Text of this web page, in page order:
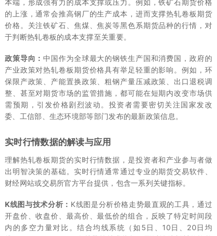
本端，形成强有力的成本支撑或压力。例如，铁矿石期货价格
的上涨，通常会推高钢厂的生产成本，进而支撑热轧卷板期货
价格。关注铁矿石、焦煤、焦炭等黑色系期货品种的行情，对
于判断热轧卷板的成本支撑至关重要。
政策导向：中国作为全球最大的钢铁生产国和消费国，政府的
产业政策对热轧卷板期货价格具有举足轻重的影响。例如，环
保限产政策、产能置换政策、粗钢产量压减政策、出口退税调
整、甚至对期货市场的监管措施，都可能在短期内改变市场供
需预期，引发价格剧烈波动。投资者需要密切关注国家发改
委、工信部、生态环境部等部门发布的最新政策信息。
实时行情数据的解读与应用
理解热轧卷板期货的实时行情数据，是投资者和产业参与者做
出明智决策的基础。实时行情通常通过专业的期货交易软件、
财经网站或交易所官方平台提供，包含一系列关键指标。
K线图与技术分析： K线图是分析价格走势最直观的工具，通过
开盘价、收盘价、最高价、最低价的组合，反映了特定时间段
内的多空力量对比。结合均线系统（如5日、10日、20日均